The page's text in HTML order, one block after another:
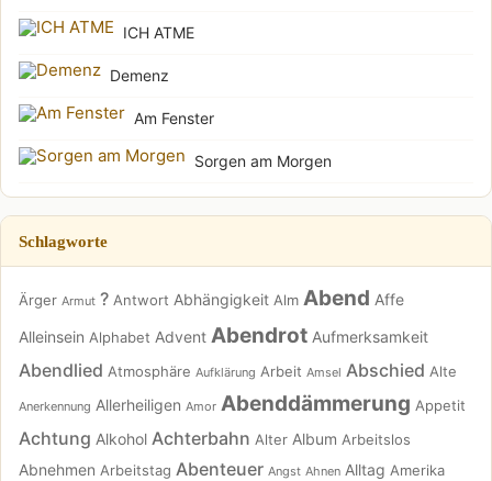
ICH ATME
Demenz
Am Fenster
Sorgen am Morgen
Schlagworte
Ärger Armut ? Antwort Abhängigkeit Alm Abend Affe
Alleinsein Alphabet Advent Abendrot Aufmerksamkeit
Abendlied Atmosphäre Aufklärung Arbeit Amsel Abschied Alte
Anerkennung Allerheiligen Amor Abenddämmerung Appetit
Achtung Alkohol Achterbahn Alter Album Arbeitslos
Abnehmen Arbeitstag Abenteuer Angst Ahnen Alltag Amerika